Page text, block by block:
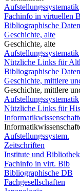
Aufstellungssystematik
Fachinfo in virtuellen
Bibliographische
Geschichte, alte
Geschichte, alte
Aufstellungssystematik
Nützliche Links für
Bibliographische
Geschichte, mittlere
Geschichte, mittlere
Aufstellungssystematik
Nützliche Links für
Aufstellungssystem.
Zeitschriften
Institute und
Fachinfo in virt. Bib
Bibliographische DB
Fachgesellschaften